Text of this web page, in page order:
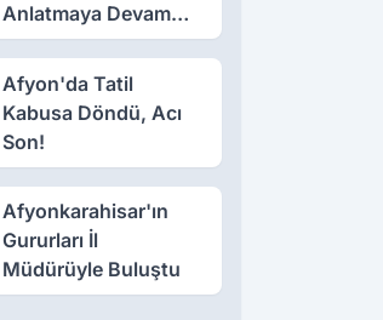
Anlatmaya Devam
Ediyor: Suikast İçin
Gittim
Afyon'da Tatil
Kabusa Döndü, Acı
Son!
Afyonkarahisar'ın
Gururları İl
Müdürüyle Buluştu